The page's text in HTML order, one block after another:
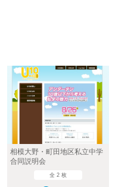
相模大野・町田地区私立中学
合同説明会
全 2 枚